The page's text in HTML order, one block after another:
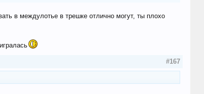
в междулотье в трешке отлично могут, ты плохо
#167